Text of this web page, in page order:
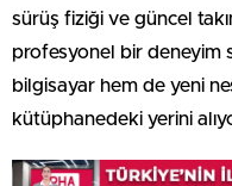
sürüş fiziği ve güncel
profesyonel bir deneyim
bilgisayar hem de yeni
kütüphanedeki yerini